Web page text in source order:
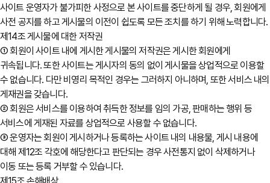
사이트 운영자가 불가피한 사정으로 본 사이트를 중단하게 될 경우, 회원에게
사전 공지를 하고 게시물의 이전이 쉽도록 모든 조치를 하기 위해 노력합니다.
제14조 게시물에 대한 저작권
① 회원이 사이트 내에 게시한 게시물의 저작권은 게시한 회원에게
귀속됩니다. 또한 사이트는 게시자의 동의 없이 게시물을 상업적으로 이용할
수 없습니다. 다만 비영리 목적인 경우는 그러하지 아니하며, 또한 서비스 내의
게재권을 갖습니다.
② 회원은 서비스를 이용하여 취득한 정보를 임의 가공, 판매하는 행위 등
서비스에 게재된 자료를 상업적으로 사용할 수 없습니다.
③ 운영자는 회원이 게시하거나 등록하는 사이트 내의 내용물, 게시 내용에
대해 제12조 각호에 해당한다고 판단되는 경우 사전통지 없이 삭제하거나
이동 또는 등록 거부할 수 있습니다.